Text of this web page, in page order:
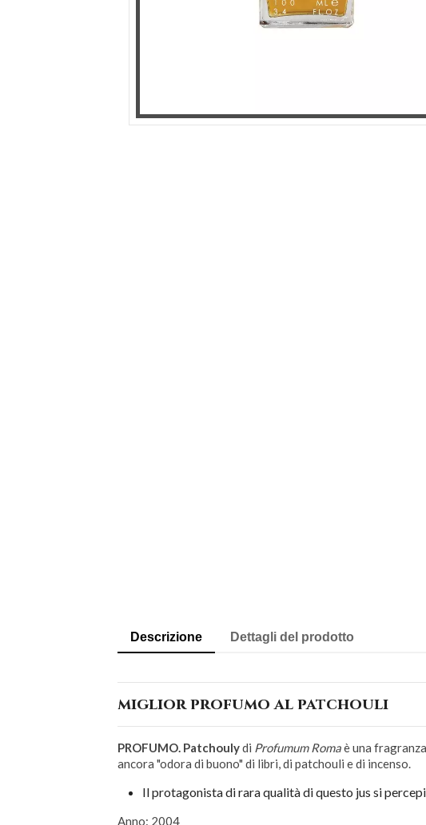
Descrizione Dettagli del prodotto
miglior profumo al patchouli
PROFUMO. Patchoulydi Profumum Romaè una
ancora "odora di buono" di libri, di patchouli e di incenso.
Il protagonista di rara qualità di questo jus si
Anno: 2004